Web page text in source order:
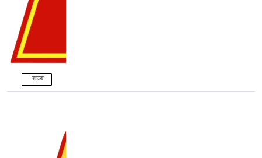
राज्य